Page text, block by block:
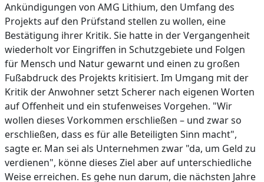
Ankündigungen von AMG Lithium, den Umfang des
Projekts auf den Prüfstand stellen zu wollen, eine
Bestätigung ihrer Kritik. Sie hatte in der Vergangenheit
wiederholt vor Eingriffen in Schutzgebiete und Folgen
für Mensch und Natur gewarnt und einen zu großen
Fußabdruck des Projekts kritisiert. Im Umgang mit der
Kritik der Anwohner setzt Scherer nach eigenen Worten
auf Offenheit und ein stufenweises Vorgehen. "Wir
wollen dieses Vorkommen erschließen – und zwar so
erschließen, dass es für alle Beteiligten Sinn macht",
sagte er. Man sei als Unternehmen zwar "da, um Geld zu
verdienen", könne dieses Ziel aber auf unterschiedliche
Weise erreichen. Es gehe nun darum, die nächsten Jahre